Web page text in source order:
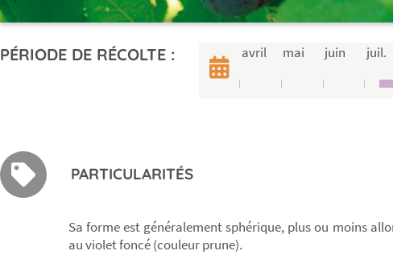
PÉRIODE DE RÉCOLTE : avril mai juin juil.
PARTICULARITÉS
Sa forme est généralement sphérique, plus ou moins
au violet foncé (couleur prune).